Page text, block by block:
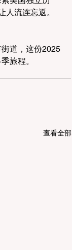
流连忘返。
道，这份2025
旅程。
查看全部